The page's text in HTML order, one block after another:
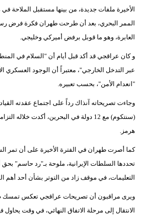
الأخيرة ملفات جديدة، من بينها مستقبل الملاحة
الممر البحري، بعد أن طرحت طهران فكرة فرض
العابرة، وهو ما قوبل برفض أميركي وخليجي.
و كان عراقجي قد أكد قبل أيام أن "السلام في
عبر التدخل الخارجي"، معتبراً أن الوجود العسكري
"انعدام الأمن"، بحسب تعبيره.
وجاءت تصريحاته آنذاك رداً على اجتماع عقدته
(سنتكوم) مع 12 دولة في البحرين، أكدت
هرمز.
كما أصرت طهران في الفترة الأخيرة على أن تمر
تحددها السلطات الإيرانية، ملوحة بـ"رد حاسم"
التعليمات، في موقف زاد من التوتر بشأن أحد أهم
ويرى مراقبون أن تصريحات عراقجي تعكس تمسك
الانتقال إلى مرحلة الاتفاق النهائي، في وقت